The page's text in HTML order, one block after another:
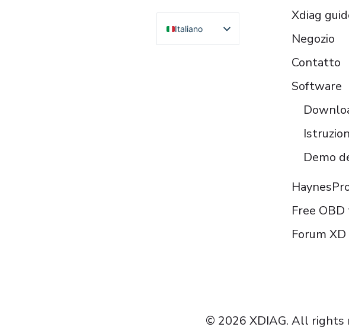
Italiano
English
Xdiag
Negozio
Contatto
Software
Demo
Free
Forum XD
© 2026 XDIAG. All rights